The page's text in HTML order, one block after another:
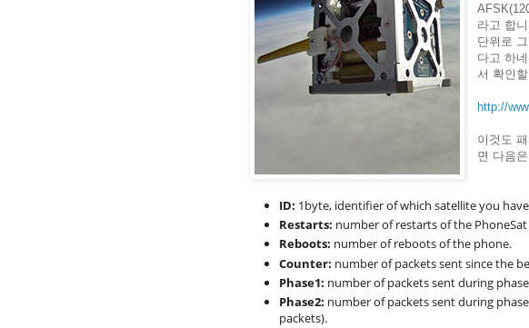
라고 합
단위로
다고 하
서 확인
http://
이것도
면 다음
ID: 1byte, identifier of which satellite you
Restarts: number of restarts of the PhoneSat
Reboots: number of reboots of the phone.
Counter: number of packets sent since the
Phase1: number of packets sent during
Phase2: number of packets sent during
packets).